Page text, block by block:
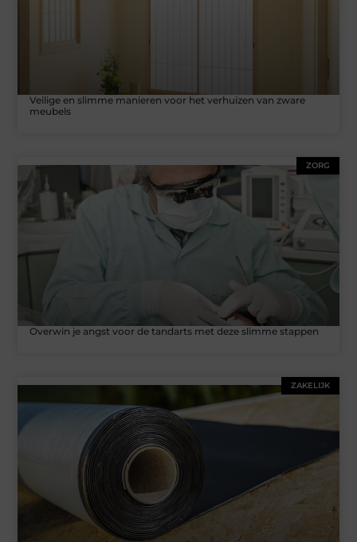
Veilige en slimme manieren voor het verhuizen van zware
meubels
ZORG
Overwin je angst voor de tandarts met deze slimme stappen
ZAKELIJK